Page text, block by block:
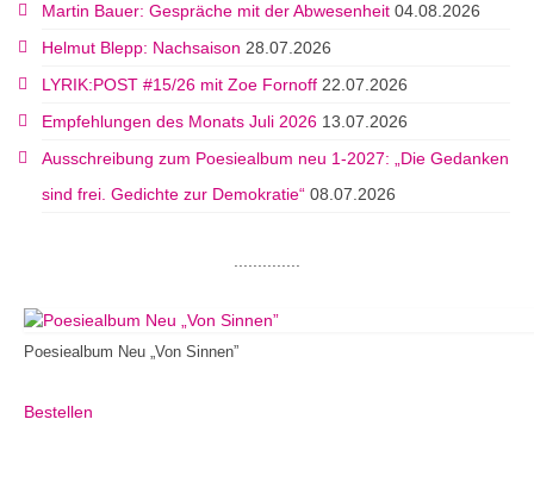
Martin Bauer: Gespräche mit der Abwesenheit 04.08.2026
Helmut Blepp: Nachsaison 28.07.2026
LYRIK:POST #15/26 mit Zoe Fornoff 22.07.2026
Empfehlungen des Monats Juli 2026 13.07.2026
Ausschreibung zum Poesiealbum neu 1-2027: „Die Gedanken
sind frei. Gedichte zur Demokratie“ 08.07.2026
..............
Poesiealbum Neu „Von Sinnen”
Bestellen